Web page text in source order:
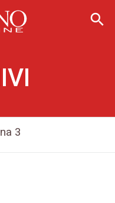
search
3